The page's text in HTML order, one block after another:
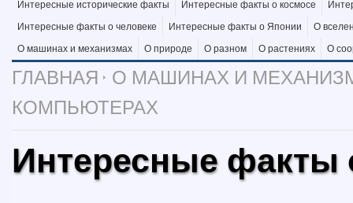
Интересные исторические факты Интересные факты о космосе
Интересные факты о человеке
Интересные факты о Японии
О
О машинах и механизмах
О природе О разном О растениях О
ГЛАВНАЯ О МАШИНАХ И
КОМПЬЮТЕРАХ
Интересные факты